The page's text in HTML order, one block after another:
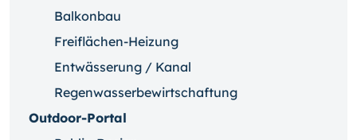
Balkonbau
Freiflächen-Heizung
Entwässerung / Kanal
Regenwasserbewirtschaftung
Outdoor-Portal